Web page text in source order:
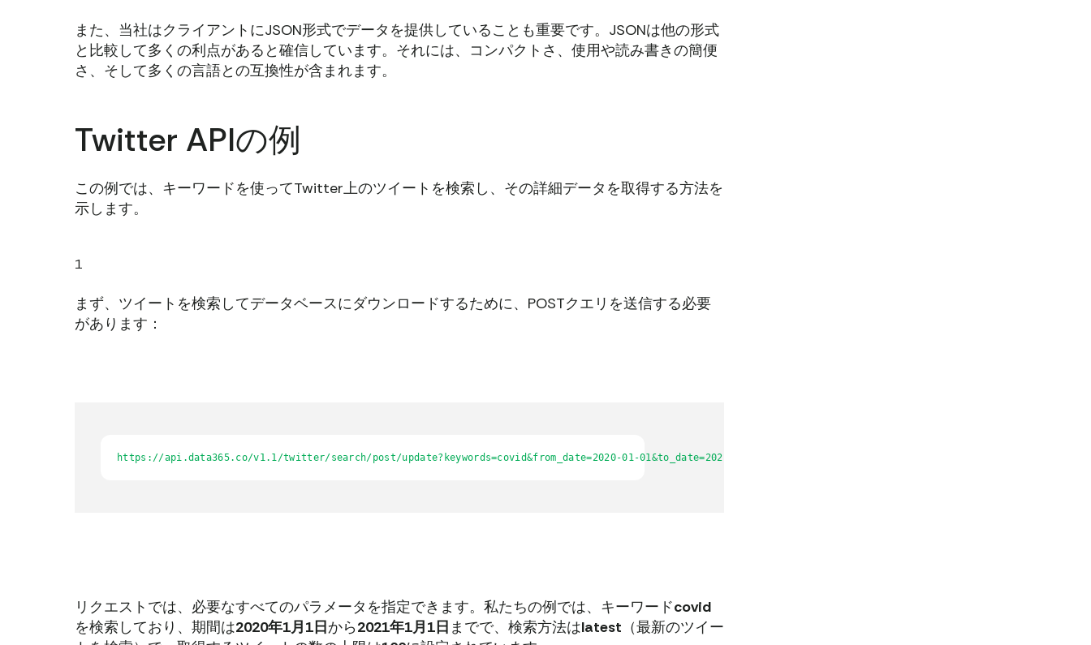
また、当社はクライアントにJSON形式でデータを提供していることも重要です。JSONは他の形式
と比較して多くの利点があると確信しています。それには、コンパクトさ、使用や読み書きの簡便
さ、そして多くの言語との互換性が含まれます。
Twitter APIの例
この例では、キーワードを使ってTwitter上のツイートを検索し、その詳細データを取得する方法を
示します。
1
まず、ツイートを検索してデータベースにダウンロードするために、POSTクエリを送信する必要
があります：
https://api.data365.co/v1.1/twitter/search/post/update?keywords=covid&from_date=2020-01-01&to_date=2021-01-01&search_type=latest&max_posts=100&access_token={TOKEN}
リクエストでは、必要なすべてのパラメータを指定できます。私たちの例では、キーワードcovid
を検索しており、期間は2020年1月1日から2021年1月1日 までで、検索方法はlatest （最新のツイー